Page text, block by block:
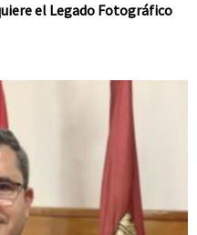
el Legado Fotográfico